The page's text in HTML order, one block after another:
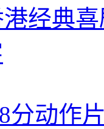
港经典
分动作